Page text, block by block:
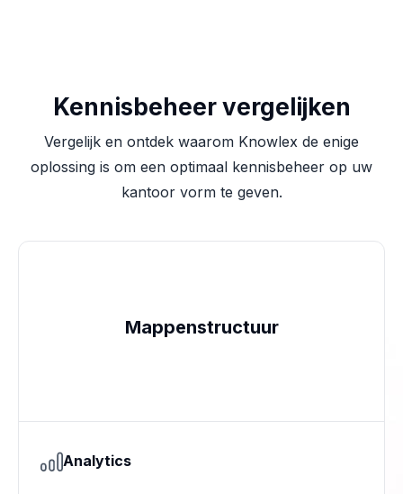
Kennisbeheer vergelijken
Vergelijk en ontdek waarom Knowlex de enige
oplossing is om een optimaal kennisbeheer op uw
kantoor vorm te geven.
Mappenstructuur
Analytics